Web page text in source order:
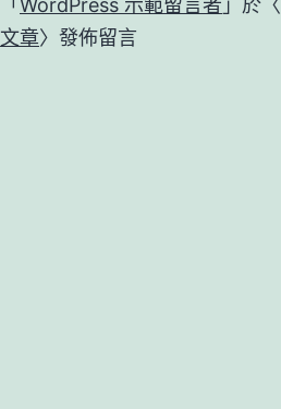
「 WordPress 示範留言者 」於〈
文章〉發佈留言